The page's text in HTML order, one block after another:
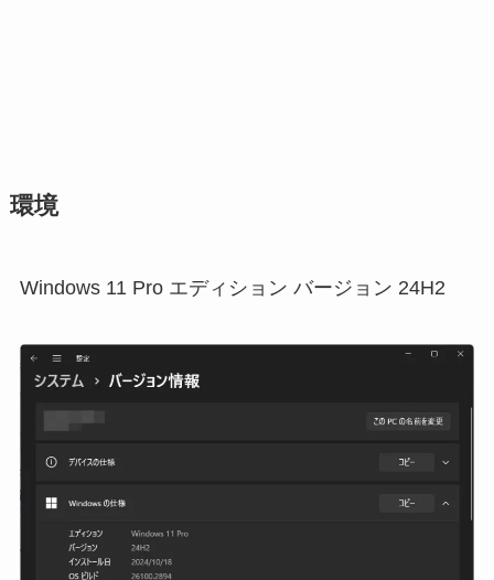
環境
Windows 11 Pro エディション バージョン 24H2